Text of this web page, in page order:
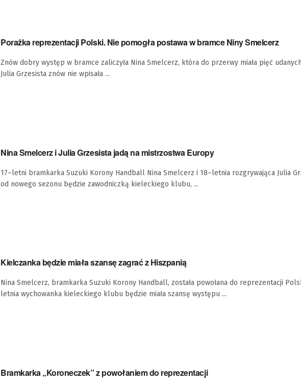
Porażka reprezentacji Polski. Nie pomogła postawa w bramce Niny Smelcerz
Znów dobry występ w bramce zaliczyła Nina Smelcerz, która do przerwy miała pięć
Julia Grzesista znów nie wpisała ...
Nina Smelcerz i Julia Grzesista jadą na mistrzostwa Europy
17–letni bramkarka Suzuki Korony Handball Nina Smelcerz i 18–letnia rozgrywająca Julia
od nowego sezonu będzie zawodniczką kieleckiego klubu, ...
Kielczanka będzie miała szansę zagrać z Hiszpanią
Nina Smelcerz, bramkarka Suzuki Korony Handball, została powołana do reprezentacji
letnia wychowanka kieleckiego klubu będzie miała szansę występu ...
Bramkarka „Koroneczek” z powołaniem do reprezentacji